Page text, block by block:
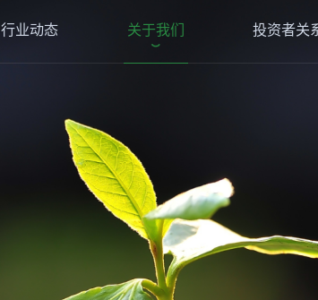
行业动态 关于我们 投资者关